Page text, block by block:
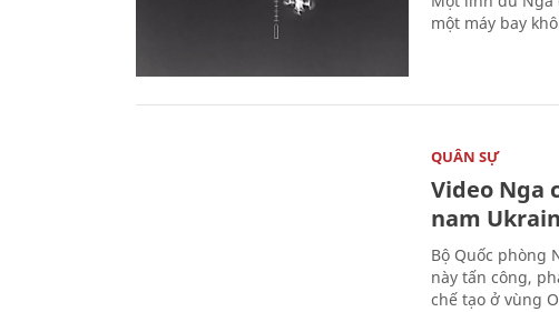
một máy bay
QUÂN SỰ
Video Nga
nam
Bộ Quốc phòng
này tấn công,
chế tạo ở vùng